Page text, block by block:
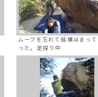
ムーブを忘れて結構はまっ
った。足探り中